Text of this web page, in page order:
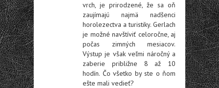
vrch, je prirodzené, že sa oň
zaujímajú najmä nadšenci
horolezectva a turistiky. Gerlach
je možné navštíviť celoročne, aj
počas zimných mesiacov.
Výstup je však veľmi náročný a
zaberie približne 8 až 10
hodín. Čo všetko by ste o ňom
ešte mali vedieť?